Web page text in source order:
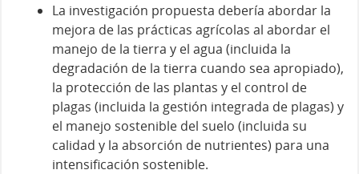
La investigación propuesta debería abordar la
mejora de las prácticas agrícolas al abordar el
manejo de la tierra y el agua (incluida la
degradación de la tierra cuando sea apropiado),
la protección de las plantas y el control de
plagas (incluida la gestión integrada de plagas) y
el manejo sostenible del suelo (incluida su
calidad y la absorción de nutrientes) para una
intensificación sostenible.